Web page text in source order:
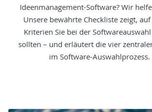
Ideenmanagement-Software? Wir
Unsere bewährte Checkliste zeigt,
Kriterien Sie bei der
sollten – und erläutert die vier
im Software-Auswahlprozess.